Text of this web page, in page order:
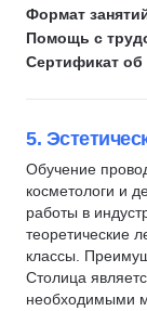
Формат
Помощь с
Сертификат об
5.
Обучение
косметологи и
работы в
теоретические
классы.
Столица
необходимыми